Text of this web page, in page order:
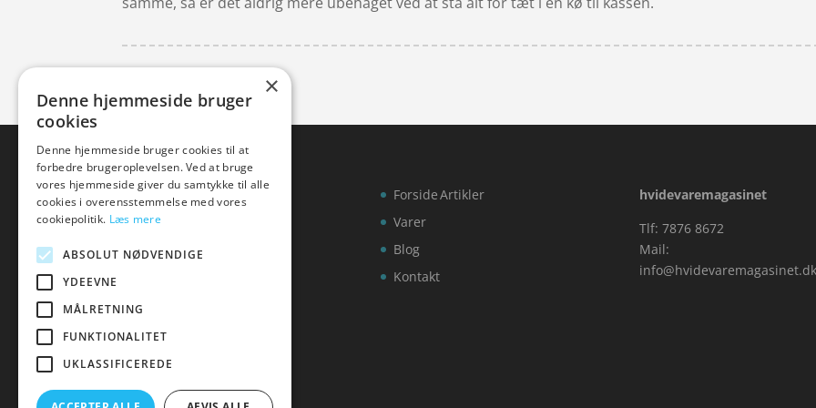
Forside
Varer
Blog
Kontakt
Artikler
hvidevaremagasinet
Tlf: 7876 8672
Mail:
info@hvidevaremagasinet.dk
×
Denne hjemmeside bruger
cookies
Denne hjemmeside bruger cookies til at
forbedre brugeroplevelsen. Ved at bruge
vores hjemmeside giver du samtykke til alle
cookies i overensstemmelse med vores
cookiepolitik. Læs mere
ABSOLUT NØDVENDIGE
YDEEVNE
MÅLRETNING
FUNKTIONALITET
UKLASSIFICEREDE